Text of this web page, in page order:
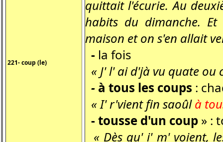
221- coup (le)
quittait l'écurie. Au
habits du dimanche.
maison et on s'en allait
- la fois
« J' l' ai d'jà vu quate ou
- à tous les coups :
« I' r'vient fin saoûlà
- tousse d'un coup » :
« Dès qu' i' m' voient,